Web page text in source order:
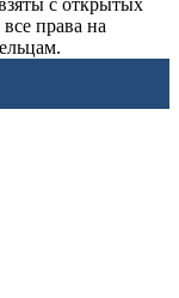
права на